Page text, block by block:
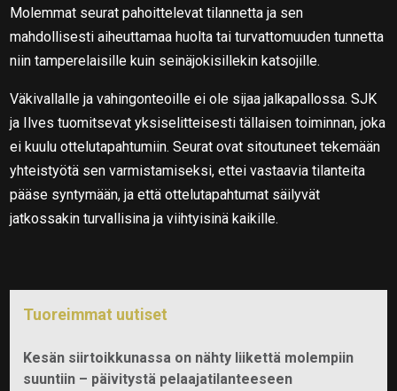
Molemmat seurat pahoittelevat tilannetta ja sen
mahdollisesti aiheuttamaa huolta tai turvattomuuden tunnetta
niin tamperelaisille kuin seinäjokisillekin katsojille.
Väkivallalle ja vahingonteoille ei ole sijaa jalkapallossa. SJK
ja Ilves tuomitsevat yksiselitteisesti tällaisen toiminnan, joka
ei kuulu ottelutapahtumiin. Seurat ovat sitoutuneet tekemään
yhteistyötä sen varmistamiseksi, ettei vastaavia tilanteita
pääse syntymään, ja että ottelutapahtumat säilyvät
jatkossakin turvallisina ja viihtyisinä kaikille.
Tuoreimmat uutiset
Kesän siirtoikkunassa on nähty liikettä molempiin
suuntiin – päivitystä pelaajatilanteeseen